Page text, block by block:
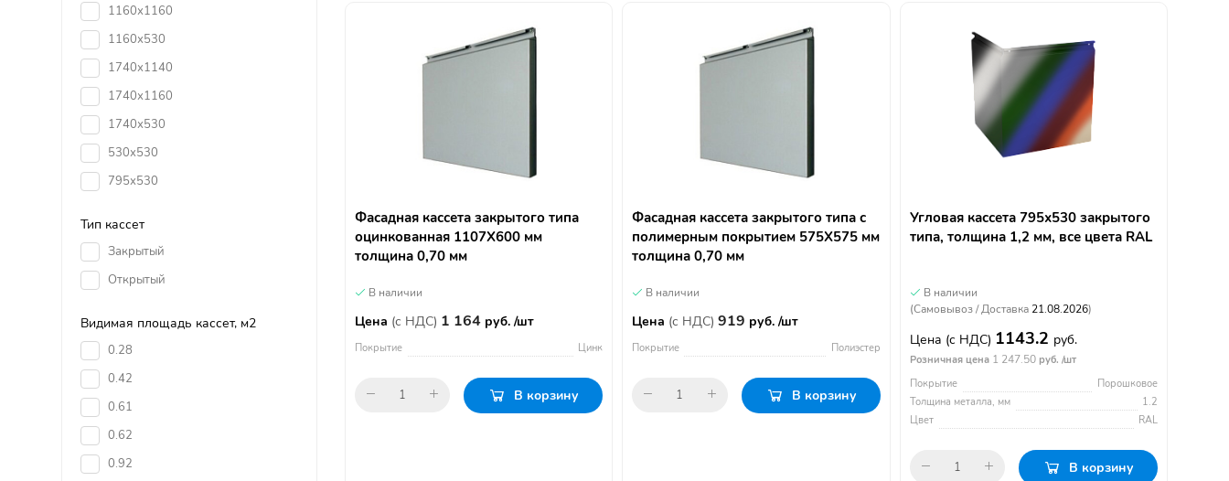
1160х1160
1160х530
1740х1140
1740х1160
1740х530
530х530
795х530
Тип кассет
Закрытый
Открытый
Видимая площадь кассет, м2
0.28
0.42
0.61
0.62
0.92
Фасадная кассета закрытого типа
оцинкованная 1107Х600 мм
толщина 0,70 мм
В наличии
Цена (с НДС) 1 164 руб. /шт
Покрытие Цинк
В корзину
Фасадная кассета закрытого типа с
полимерным покрытием 575Х575 мм
толщина 0,70 мм
В наличии
Цена (с НДС) 919 руб. /шт
Покрытие Полиэстер
В корзину
Угловая кассета 795х530 закрытого
типа, толщина 1,2 мм, все цвета RAL
В наличии
(Самовывоз / Доставка 21.08.2026)
Цена (с НДС) 1143.2 руб.
Розничная цена 1 247.50руб. /шт
Покрытие
Порошковое
Толщина металла, мм
1.2
Цвет
RAL
В корзину